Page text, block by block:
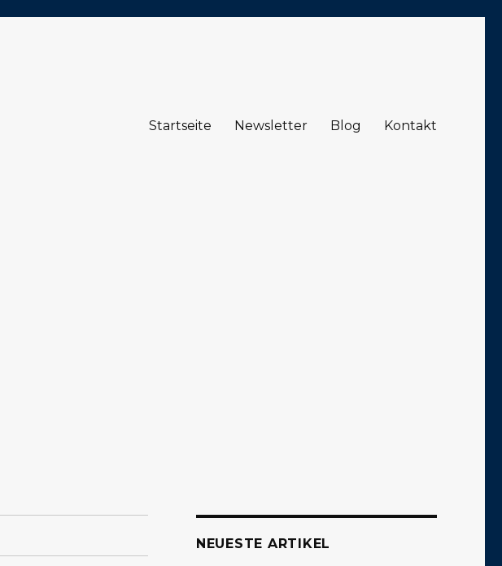
Startseite Newsletter Blog Kontakt
NEUESTE ARTIKEL